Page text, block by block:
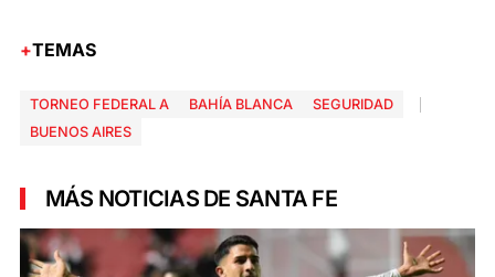
TEMAS
TORNEO FEDERAL A BAHÍA BLANCA
SEGURIDAD
BUENOS AIRES
MÁS NOTICIAS DE SANTA FE